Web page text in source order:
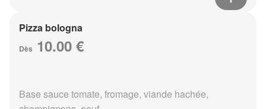
Pizza bologna
Dès 10.00 €
Base sauce tomate, fromage, viande hachée,